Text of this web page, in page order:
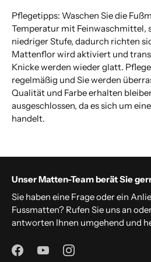
Pflegetipps: Waschen Sie die
Temperatur mit Feinwaschmittel,
niedriger Stufe, dadurch richten
Mattenflor wird aktiviert und
Knicke werden wieder glatt.
regelmäßig und Sie werden
Qualität und Farbe erhalten
ausgeschlossen, da es sich um
handelt.
Unser Matten-Team berät Sie
Sie haben eine Frage oder ein
Fussmatten? Rufen Sie uns an
antworten Ihnen umgehend und